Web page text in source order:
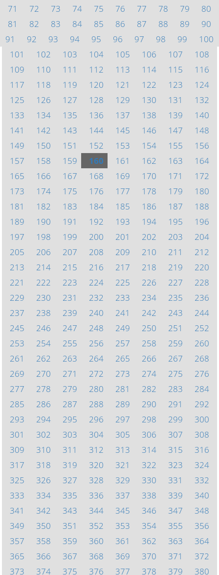
71
72 73 74 75 76 77 78 79
80
81
82 83 84 85 86 87 88 89
90
91
92 93 94 95 96 97 98 99
100
101
102 103 104 105 106 107
108
109
110 111 112 113 114 115
116
117
118 119 120 121 122 123
124
125
126 127 128 129 130 131
132
133
134 135 136 137 138 139
140
141
142 143 144 145 146 147
148
149
150 151 152 153 154 155
156
157
158 159 160 161 162 163
164
165
166 167 168 169 170 171
172
173
174 175 176 177 178 179
180
181
182 183 184 185 186 187
188
189
190 191 192 193 194 195
196
197
198 199 200 201 202 203
204
205
206 207 208 209 210 211
212
213
214 215 216 217 218 219
220
221
222 223 224 225 226 227
228
229
230 231 232 233 234 235
236
237
238 239 240 241 242 243
244
245
246 247 248 249 250 251
252
253
254 255 256 257 258 259
260
261
262 263 264 265 266 267
268
269
270 271 272 273 274 275
276
277
278 279 280 281 282 283
284
285
286 287 288 289 290 291
292
293
294 295 296 297 298 299
300
301
302 303 304 305 306 307
308
309
310 311 312 313 314 315
316
317
318 319 320 321 322 323
324
325
326 327 328 329 330 331
332
333
334 335 336 337 338 339
340
341
342 343 344 345 346 347
348
349
350 351 352 353 354 355
356
357
358 359 360 361 362 363
364
365
366 367 368 369 370 371
372
373
374 375 376 377 378 379 380